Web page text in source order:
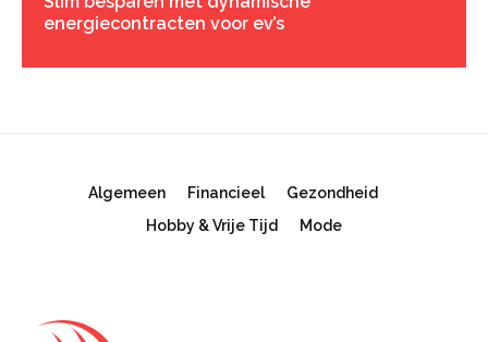
energiecontracten voor ev’s
Algemeen Financieel
Gezondheid
Hobby & Vrije Tijd
Mode